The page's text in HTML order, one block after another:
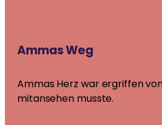
Ammas Weg
Ammas Herz war ergriffen
mitansehen musste.